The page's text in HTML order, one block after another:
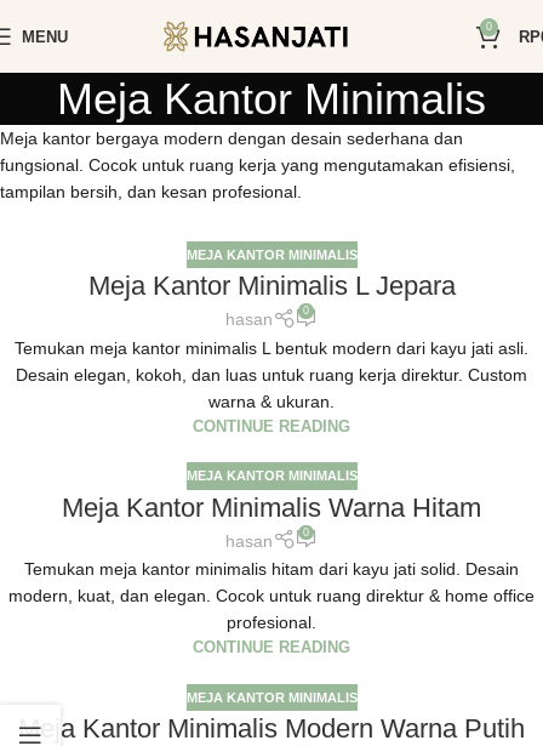
MENU
0
RP
Meja Kantor Minimalis
Meja kantor bergaya modern dengan desain sederhana dan
fungsional. Cocok untuk ruang kerja yang mengutamakan efisiensi,
tampilan bersih, dan kesan profesional.
MEJA KANTOR MINIMALIS
Meja Kantor Minimalis L Jepara
hasan 0
Temukan meja kantor minimalis L bentuk modern dari kayu jati asli.
Desain elegan, kokoh, dan luas untuk ruang kerja direktur. Custom
warna & ukuran.
CONTINUE READING
MEJA KANTOR MINIMALIS
Meja Kantor Minimalis Warna Hitam
hasan 0
Temukan meja kantor minimalis hitam dari kayu jati solid. Desain
modern, kuat, dan elegan. Cocok untuk ruang direktur & home office
profesional.
CONTINUE READING
MEJA KANTOR MINIMALIS
Meja Kantor Minimalis Modern Warna Putih